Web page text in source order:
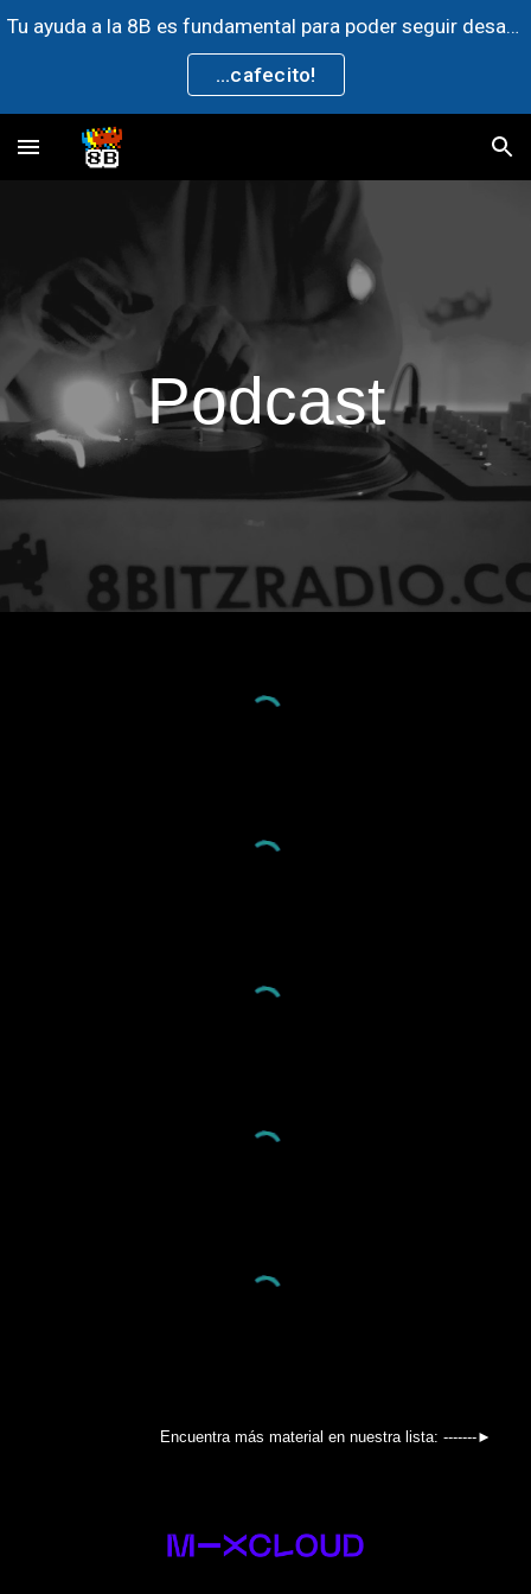
Skip to main content Skip to navigation
Tu ayuda a la 8B es fundamental para poder seguir desarrollando contenido de la comunidad artística, invitanos un ►
...cafecito!
Podcast
Encuentra más material en nuestra lista: -------►